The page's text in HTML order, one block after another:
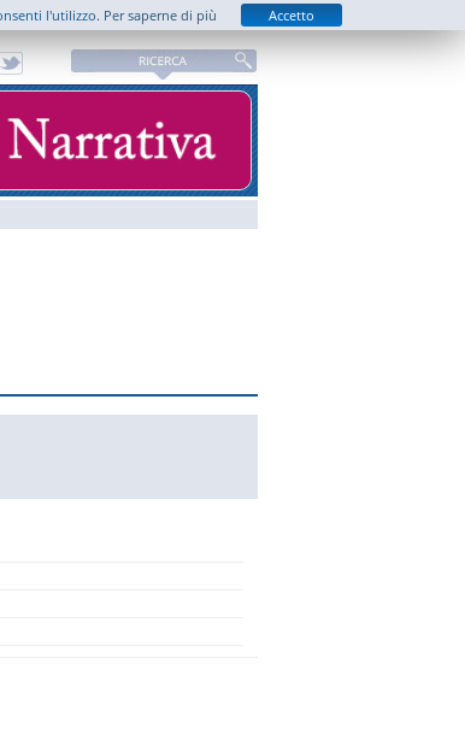
l'utilizzo. Per saperne di più Accetto